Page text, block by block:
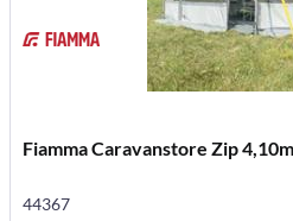
Fiamma Caravanstore Zip
44367